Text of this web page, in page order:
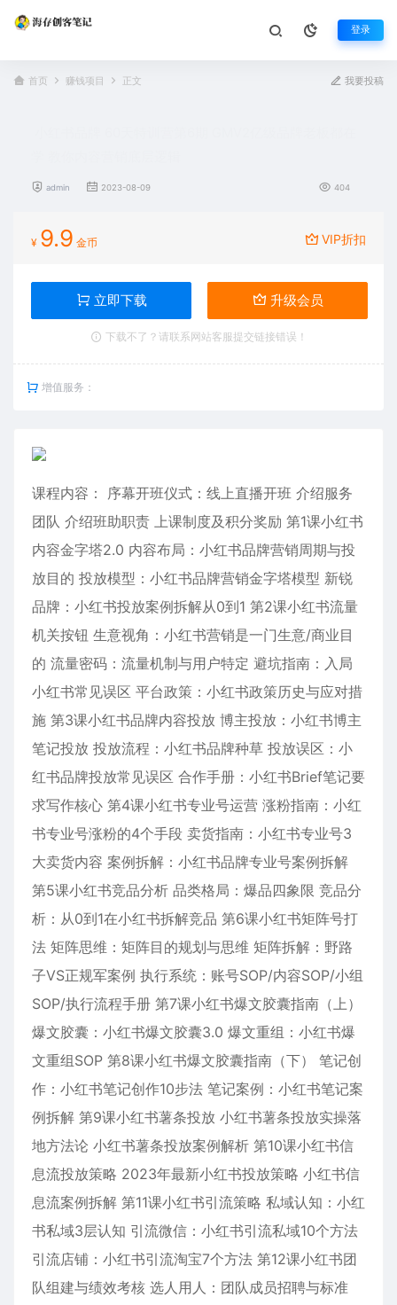
登录
首页 赚钱项目 正文 我要投稿
admin 2023-08-09 404
¥ 9.9 金币 VIP折扣
立即下载 升级会员
下载不了？请联系网站客服提交链接错误！
增值服务：
课程内容： 序幕开班仪式：线上直播开班 介绍服务
团队 介绍班助职责 上课制度及积分奖励 第1课小红书
内容金字塔2.0 内容布局：小红书品牌营销周期与投
放目的 投放模型：小红书品牌营销金字塔模型 新锐
品牌：小红书投放案例拆解从0到1 第2课小红书流量
机关按钮 生意视角：小红书营销是一门生意/商业目
的 流量密码：流量机制与用户特定 避坑指南：入局
小红书常见误区 平台政策：小红书政策历史与应对措
施 第3课小红书品牌内容投放 博主投放：小红书博主
笔记投放 投放流程：小红书品牌种草 投放误区：小
红书品牌投放常见误区 合作手册：小红书Brief笔记要
求写作核心 第4课小红书专业号运营 涨粉指南：小红
书专业号涨粉的4个手段 卖货指南：小红书专业号3
大卖货内容 案例拆解：小红书品牌专业号案例拆解
第5课小红书竞品分析 品类格局：爆品四象限 竞品分
析：从0到1在小红书拆解竞品 第6课小红书矩阵号打
法 矩阵思维：矩阵目的规划与思维 矩阵拆解：野路
子VS正规军案例 执行系统：账号SOP/内容SOP/小组
SOP/执行流程手册 第7课小红书爆文胶囊指南（上）
爆文胶囊：小红书爆文胶囊3.0 爆文重组：小红书爆
文重组SOP 第8课小红书爆文胶囊指南（下） 笔记创
作：小红书笔记创作10步法 笔记案例：小红书笔记案
例拆解 第9课小红书薯条投放 小红书薯条投放实操落
地方法论 小红书薯条投放案例解析 第10课小红书信
息流投放策略 2023年最新小红书投放策略 小红书信
息流案例拆解 第11课小红书引流策略 私域认知：小红
书私域3层认知 引流微信：小红书引流私域10个方法
引流店铺：小红书引流淘宝7个方法 第12课小红书团
队组建与绩效考核 选人用人：团队成员招聘与标准